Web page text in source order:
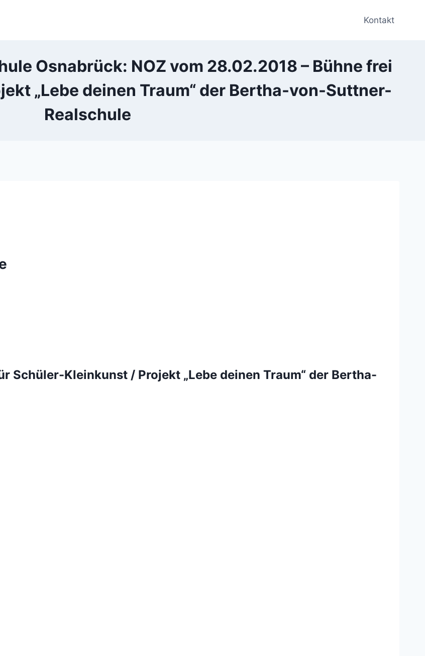
Kontakt
Osnabrück: NOZ vom 28.02.2018 – Bühne frei
„Lebe deinen Traum“ der Bertha-von-Suttner-
Realschule
Schüler-Kleinkunst / Projekt „Lebe deinen Traum“ der Bertha-